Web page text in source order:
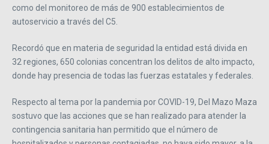
como del monitoreo de más de 900 establecimientos de
autoservicio a través del C5.
Recordó que en materia de seguridad la entidad está divida en
32 regiones, 650 colonias concentran los delitos de alto impacto,
donde hay presencia de todas las fuerzas estatales y federales.
Respecto al tema por la pandemia por COVID-19, Del Mazo Maza
sostuvo que las acciones que se han realizado para atender la
contingencia sanitaria han permitido que el número de